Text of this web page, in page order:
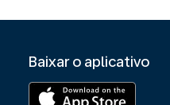
Baixar o aplicativo